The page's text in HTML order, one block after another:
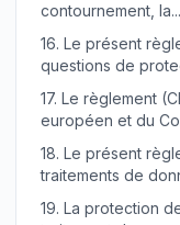
contournement, la...
16. Le présent
questions de
17. Le règlement
européen et du
18. Le présent
traitements de
19. La protection